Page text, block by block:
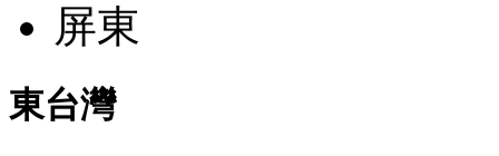
屏東
東台灣